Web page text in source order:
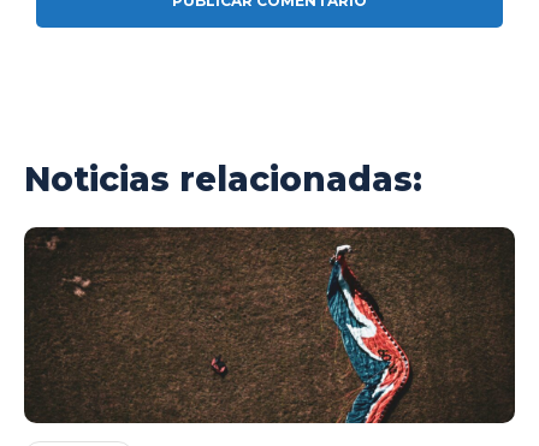
Noticias relacionadas: